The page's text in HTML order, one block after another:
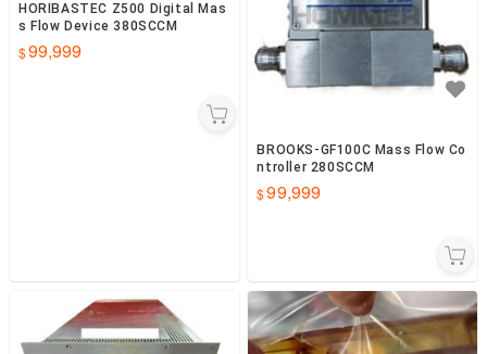
HORIBASTEC Z500 Digital Mas
s Flow Device 380SCCM
99,999
BROOKS-GF100C Mass Flow Co
ntroller 280SCCM
99,999